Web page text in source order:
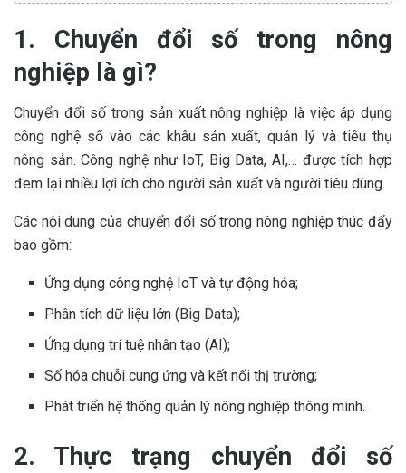
1. Chuyển đổi số trong nông
nghiệp là gì?
Chuyển đổi số trong sản xuất nông nghiệp là việc áp dụng
công nghệ số vào các khâu sản xuất, quản lý và tiêu thụ
nông sản. Công nghệ như IoT, Big Data, AI,… được tích hợp
đem lại nhiều lợi ích cho người sản xuất và người tiêu dùng.
Các nội dung của chuyển đổi số trong nông nghiệp thúc đẩy
bao gồm:
Ứng dụng công nghệ IoT và tự động hóa;
Phân tích dữ liệu lớn (Big Data);
Ứng dụng trí tuệ nhân tạo (AI);
Số hóa chuỗi cung ứng và kết nối thị trường;
Phát triển hệ thống quản lý nông nghiệp thông minh.
2. Thực trạng chuyển đổi số